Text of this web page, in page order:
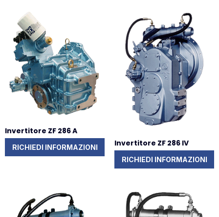
Invertitore ZF 286 A
RICHIEDI INFORMAZIONI Invertitore ZF 286 IV
RICHIEDI INFORMAZIONI